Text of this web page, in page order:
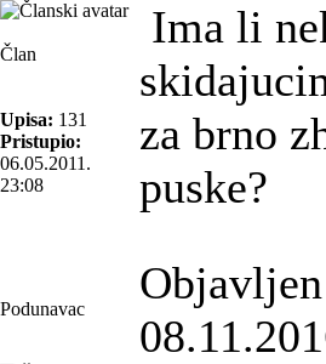
Član
Upisa: 131
Pristupio:
06.05.2011.
23:08
Ima li
za brno
puske?
Podunavac
Objavljen